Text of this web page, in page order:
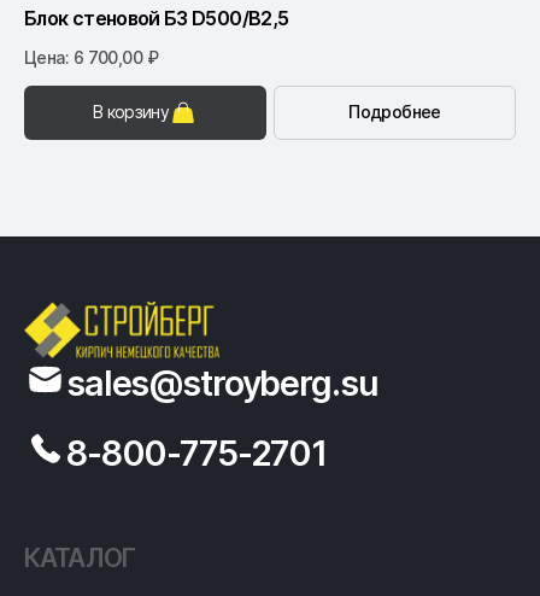
Блок стеновой Б3 D500/B2,5
Цена: 6 700,00 ₽
В корзину Подробнее
sales@stroyberg.su
8-800-775-2701
КАТАЛОГ